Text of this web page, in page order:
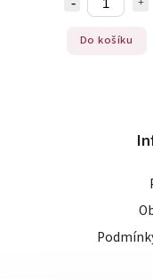
Do košíku